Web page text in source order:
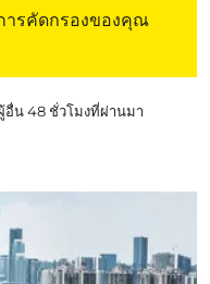
ารคัดกรองของคุณ
อื่น 48 ชั่วโมงที่ผ่านมา